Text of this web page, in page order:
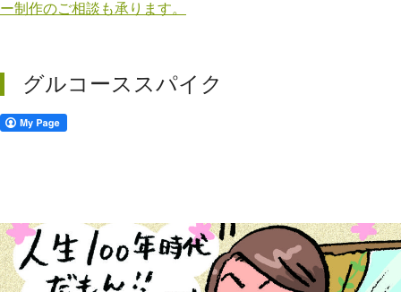
ー制作のご相談も承ります。
グルコーススパイク